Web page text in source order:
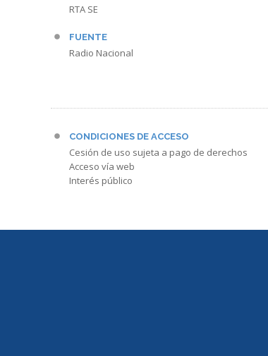
RTA SE
FUENTE
Radio Nacional
CONDICIONES DE ACCESO
Cesión de uso sujeta a pago de derechos
Acceso vía web
Interés público